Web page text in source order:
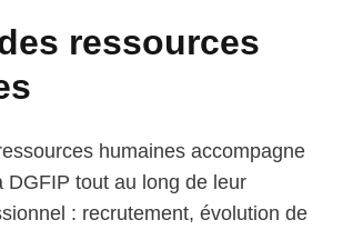
ressources
humaines accompagne
DGFIP tout au long de leur
: recrutement, évolution de